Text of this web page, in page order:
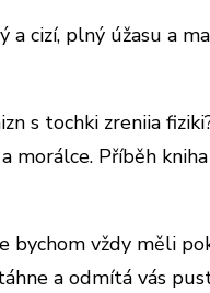
cizí, plný úžasu a
s tochki zreniia
Příběh
bychom vždy měli
a odmítá vás